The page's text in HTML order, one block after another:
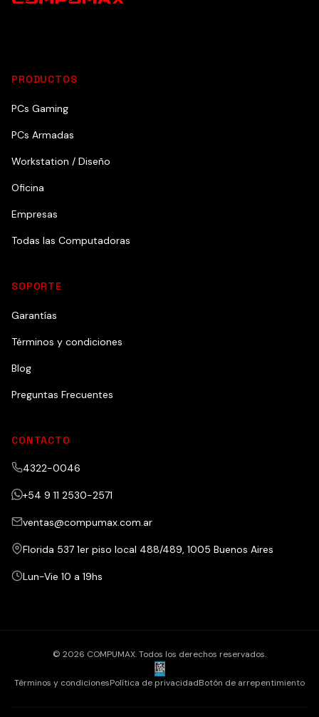
PRODUCTOS
PCs Gaming
PCs Armadas
Workstation / Diseño
Oficina
Empresas
Todas las Computadoras
SOPORTE
Garantías
Términos y condiciones
Blog
Preguntas Frecuentes
CONTACTO
4322-0046
+54 9 11 2530-2571
ventas@compumax.com.ar
Florida 537 1er piso local 488/489, 1005 Buenos Aires
Lun-Vie 10 a 19hs
© 2026 COMPUMAX. Todos los derechos reservados.
Términos y condicionesPolítica de privacidadBotón de arrepentimiento